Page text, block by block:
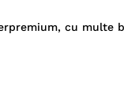
cu multe